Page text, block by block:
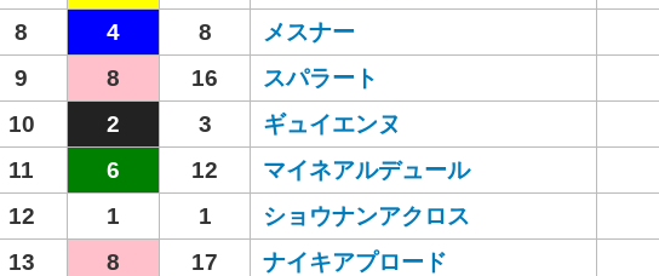
8
4 8 メスナー
9
8 16 スパラート
10
2 3 ギュイエンヌ
11
6 12 マイネアルデュール
12
1 1 ショウナンアクロス
13
8 17 ナイキアプロード